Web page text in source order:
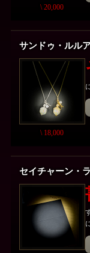
\ 20,000
サンドゥ・ルル
\ 18,000
セイチャーン・